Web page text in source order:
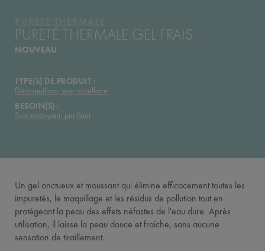
PURETÉ THERMALE GEL FRAIS
NOUVEAU
TYPE(S) DE PRODUIT :
Démaquillant, eau micellaire
BESOIN(S) :
Soin nettoyant, purifiant
Un gel onctueux et moussant qui élimine efficacement toutes les
impuretés, le maquillage et les résidus de pollution tout en
protégeant la peau des effets néfastes de l'eau dure. Après
utilisation, il laisse la peau douce et fraîche, sans aucune
sensation de tiraillement.